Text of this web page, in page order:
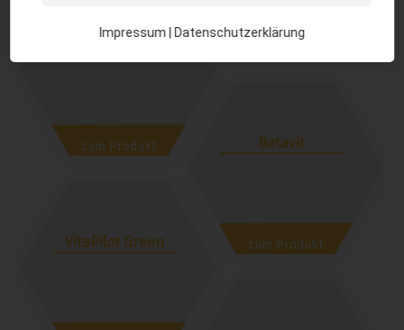
SuperCell
zum Produkt
VitaPilot Green
Betavit
zum Produkt
Impressum|Datenschutzerklärung